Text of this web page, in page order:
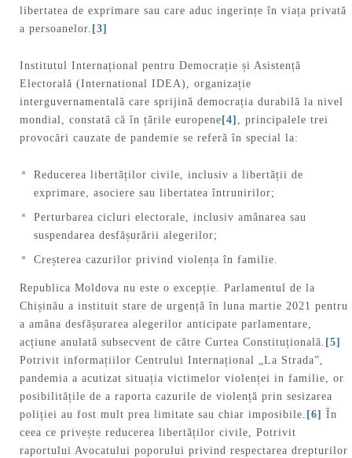
libertatea de exprimare sau care aduc ingerințe în viața privată
a persoanelor. [3]
Institutul Internațional pentru Democrație și Asistență
Electorală (International IDEA), organizație
interguvernamentală care sprijină democrația durabilă la nivel
mondial, constată că în țările europene [4] , principalele trei
provocări cauzate de pandemie se referă în special la:
Reducerea libertăților civile, inclusiv a libertății de
exprimare, asociere sau libertatea întrunirilor;
Perturbarea cicluri electorale, inclusiv amânarea sau
suspendarea desfășurării alegerilor;
Creșterea cazurilor privind violența în familie.
Republica Moldova nu este o excepție. Parlamentul de la
Chișinău a instituit stare de urgență în luna martie 2021 pentru
a amâna desfășurarea alegerilor anticipate parlamentare,
acțiune anulată subsecvent de către Curtea Constituțională. [5]
Potrivit informațiilor Centrului Internațional „La Strada”,
pandemia a acutizat situația victimelor violenței in familie, or
posibilitățile de a raporta cazurile de violență prin sesizarea
poliției au fost mult prea limitate sau chiar imposibile. [6] În
ceea ce privește reducerea libertăților civile, Potrivit
raportului Avocatului poporului privind respectarea drepturilor